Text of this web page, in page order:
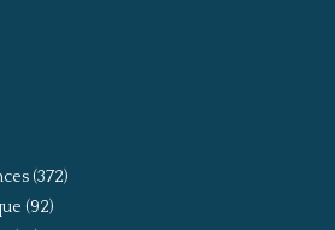
(372)
(92)